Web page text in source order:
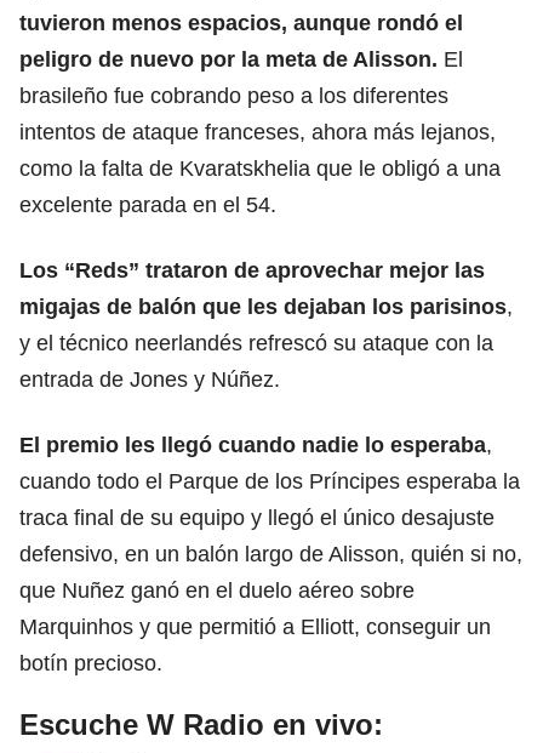
tuvieron menos espacios, aunque rondó el
peligro de nuevo por la meta de Alisson. El
brasileño fue cobrando peso a los diferentes
intentos de ataque franceses, ahora más lejanos,
como la falta de Kvaratskhelia que le obligó a una
excelente parada en el 54.
Los “Reds” trataron de aprovechar mejor las
migajas de balón que les dejaban los parisinos,
y el técnico neerlandés refrescó su ataque con la
entrada de Jones y Núñez.
El premio les llegó cuando nadie lo esperaba,
cuando todo el Parque de los Príncipes esperaba la
traca final de su equipo y llegó el único desajuste
defensivo, en un balón largo de Alisson, quién si no,
que Nuñez ganó en el duelo aéreo sobre
Marquinhos y que permitió a Elliott, conseguir un
botín precioso.
Escuche W Radio en vivo: